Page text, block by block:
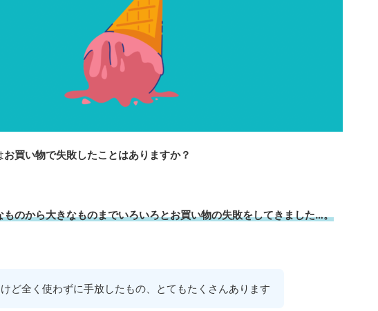
お買い物で失敗したことはありますか？
ものから大きなものまでいろいろとお買い物の失敗をしてきました…。
ど全く使わずに手放したもの、とてもたくさんあります